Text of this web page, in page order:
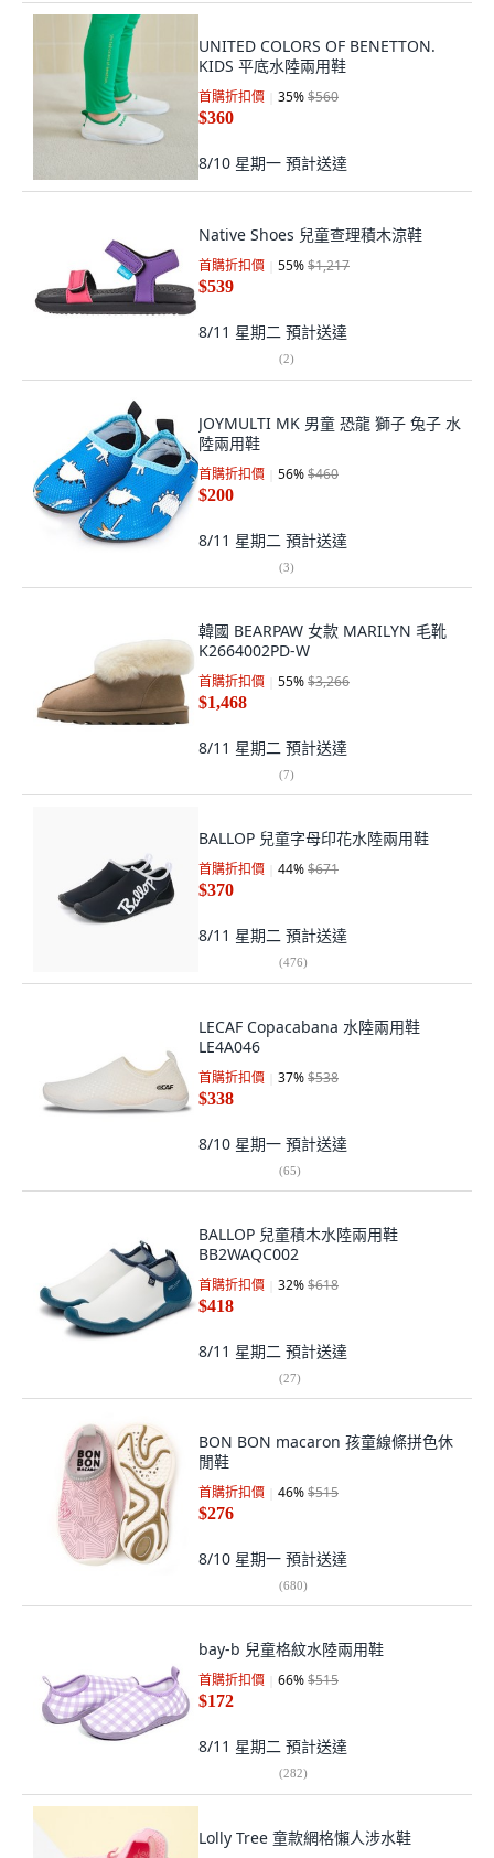
UNITED COLORS OF BENETTON.
KIDS 平底水陸兩用鞋
首購折扣價 35%$560
$360
8/10 星期一 預計送達
Native Shoes 兒童查理積木涼鞋
首購折扣價 55%$1,217
$539
8/11 星期二 預計送達
(2)
JOYMULTI MK 男童 恐龍 獅子 兔子 水
陸兩用鞋
首購折扣價 56%$460
$200
8/11 星期二 預計送達
(3)
韓國 BEARPAW 女款 MARILYN 毛靴
K2664002PD-W
首購折扣價 55%$3,266
$1,468
8/11 星期二 預計送達
(7)
BALLOP 兒童字母印花水陸兩用鞋
首購折扣價 44%$671
$370
8/11 星期二 預計送達
(476)
LECAF Copacabana 水陸兩用鞋
LE4A046
首購折扣價 37%$538
$338
8/10 星期一 預計送達
(65)
BALLOP 兒童積木水陸兩用鞋
BB2WAQC002
首購折扣價 32%$618
$418
8/11 星期二 預計送達
(27)
BON BON macaron 孩童線條拼色休
閒鞋
首購折扣價 46%$515
$276
8/10 星期一 預計送達
(680)
bay-b 兒童格紋水陸兩用鞋
首購折扣價 66%$515
$172
8/11 星期二 預計送達
(282)
Lolly Tree 童款網格懶人涉水鞋